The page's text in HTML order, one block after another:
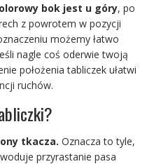
bok jest u góry, po
z powrotem w pozycji
możemy łatwo
nagle coś oderwie twoją
położenia tabliczek ułatwi
ruchów.
tkacza. Oznacza to tyle,
przyrastanie pasa